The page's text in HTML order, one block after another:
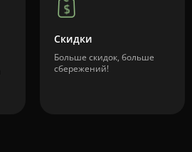
Скидки
Больше скидок, больше
сбережений!